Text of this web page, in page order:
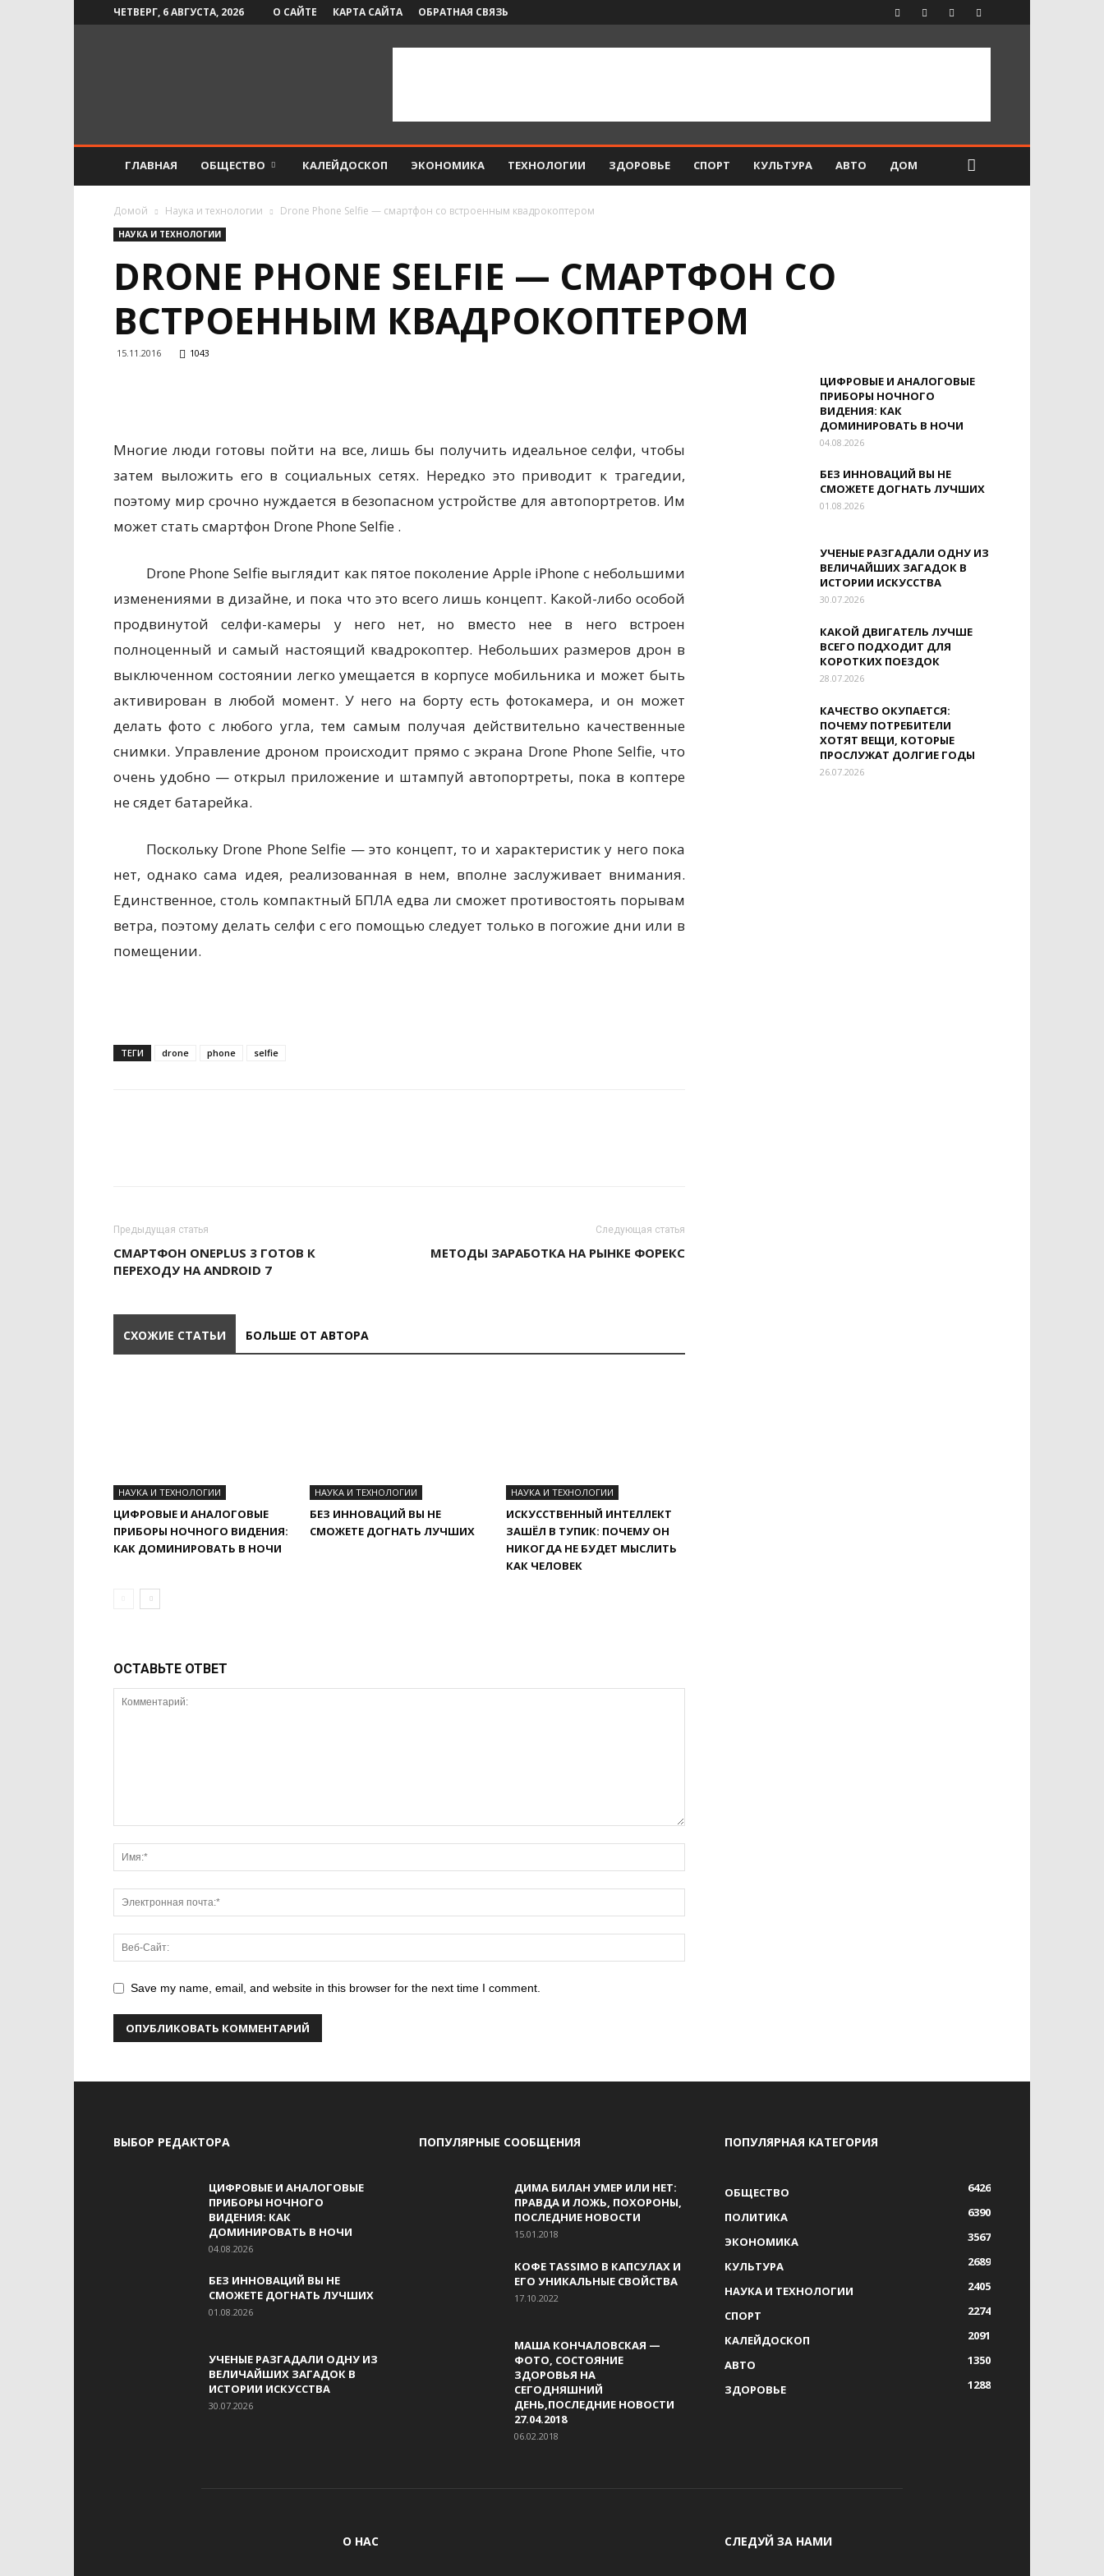
ЧЕТВЕРГ, 6 АВГУСТА, 2026 О САЙТЕ КАРТА САЙТА ОБРАТНАЯ СВЯЗЬ
ГЛАВНАЯ ОБЩЕСТВО КАЛЕЙДОСКОП ЭКОНОМИКА ТЕХНОЛОГИИ ЗДОРОВЬЕ СПОРТ КУЛЬТУРА АВТО ДОМ
Домой Наука и технологии Drone Phone Selfie — смартфон со встроенным квадрокоптером
НАУКА И ТЕХНОЛОГИИ
DRONE PHONE SELFIE — СМАРТФОН СО
ВСТРОЕННЫМ КВАДРОКОПТЕРОМ
15.11.2016 1043
Многие люди готовы пойти на все, лишь бы получить идеальное селфи, чтобы
затем выложить его в социальных сетях. Нередко это приводит к трагедии,
поэтому мир срочно нуждается в безопасном устройстве для автопортретов. Им
может стать смартфон Drone Phone Selfie .
Drone Phone Selfie выглядит как пятое поколение Apple iPhone с небольшими
изменениями в дизайне, и пока что это всего лишь концепт. Какой-либо особой
продвинутой селфи-камеры у него нет, но вместо нее в него встроен
полноценный и самый настоящий квадрокоптер. Небольших размеров дрон в
выключенном состоянии легко умещается в корпусе мобильника и может быть
активирован в любой момент. У него на борту есть фотокамера, и он может
делать фото с любого угла, тем самым получая действительно качественные
снимки. Управление дроном происходит прямо с экрана Drone Phone Selfie, что
очень удобно — открыл приложение и штампуй автопортреты, пока в коптере
не сядет батарейка.
Поскольку Drone Phone Selfie — это концепт, то и характеристик у него пока
нет, однако сама идея, реализованная в нем, вполне заслуживает внимания.
Единственное, столь компактный БПЛА едва ли сможет противостоять порывам
ветра, поэтому делать селфи с его помощью следует только в погожие дни или в
помещении.
ТЕГИ drone phone selfie
Предыдущая статья
СМАРТФОН ONEPLUS 3 ГОТОВ К
ПЕРЕХОДУ НА ANDROID 7
Следующая статья
МЕТОДЫ ЗАРАБОТКА НА РЫНКЕ ФОРЕКС
СХОЖИЕ СТАТЬИ БОЛЬШЕ ОТ АВТОРА
НАУКА И ТЕХНОЛОГИИ
ЦИФРОВЫЕ И АНАЛОГОВЫЕ
ПРИБОРЫ НОЧНОГО ВИДЕНИЯ:
КАК ДОМИНИРОВАТЬ В НОЧИ
НАУКА И ТЕХНОЛОГИИ
БЕЗ ИННОВАЦИЙ ВЫ НЕ
СМОЖЕТЕ ДОГНАТЬ ЛУЧШИХ
НАУКА И ТЕХНОЛОГИИ
ИСКУССТВЕННЫЙ ИНТЕЛЛЕКТ
ЗАШЁЛ В ТУПИК: ПОЧЕМУ ОН
НИКОГДА НЕ БУДЕТ МЫСЛИТЬ
КАК ЧЕЛОВЕК
ОСТАВЬТЕ ОТВЕТ
Save my name, email, and website in this browser for the next time I comment.
ЦИФРОВЫЕ И АНАЛОГОВЫЕ
ПРИБОРЫ НОЧНОГО
ВИДЕНИЯ: КАК
ДОМИНИРОВАТЬ В НОЧИ
04.08.2026
БЕЗ ИННОВАЦИЙ ВЫ НЕ
СМОЖЕТЕ ДОГНАТЬ ЛУЧШИХ
01.08.2026
УЧЕНЫЕ РАЗГАДАЛИ ОДНУ ИЗ
ВЕЛИЧАЙШИХ ЗАГАДОК В
ИСТОРИИ ИСКУССТВА
30.07.2026
КАКОЙ ДВИГАТЕЛЬ ЛУЧШЕ
ВСЕГО ПОДХОДИТ ДЛЯ
КОРОТКИХ ПОЕЗДОК
28.07.2026
КАЧЕСТВО ОКУПАЕТСЯ:
ПОЧЕМУ ПОТРЕБИТЕЛИ
ХОТЯТ ВЕЩИ, КОТОРЫЕ
ПРОСЛУЖАТ ДОЛГИЕ ГОДЫ
26.07.2026
ВЫБОР РЕДАКТОРА
ЦИФРОВЫЕ И АНАЛОГОВЫЕ
ПРИБОРЫ НОЧНОГО
ВИДЕНИЯ: КАК
ДОМИНИРОВАТЬ В НОЧИ
04.08.2026
БЕЗ ИННОВАЦИЙ ВЫ НЕ
СМОЖЕТЕ ДОГНАТЬ ЛУЧШИХ
01.08.2026
УЧЕНЫЕ РАЗГАДАЛИ ОДНУ ИЗ
ВЕЛИЧАЙШИХ ЗАГАДОК В
ИСТОРИИ ИСКУССТВА
30.07.2026
ПОПУЛЯРНЫЕ СООБЩЕНИЯ
ДИМА БИЛАН УМЕР ИЛИ НЕТ:
ПРАВДА И ЛОЖЬ, ПОХОРОНЫ,
ПОСЛЕДНИЕ НОВОСТИ
15.01.2018
КОФЕ TASSIMO В КАПСУЛАХ И
ЕГО УНИКАЛЬНЫЕ СВОЙСТВА
17.10.2022
МАША КОНЧАЛОВСКАЯ —
ФОТО, СОСТОЯНИЕ
ЗДОРОВЬЯ НА
СЕГОДНЯШНИЙ
ДЕНЬ,ПОСЛЕДНИЕ НОВОСТИ
27.04.2018
06.02.2018
ПОПУЛЯРНАЯ КАТЕГОРИЯ
ОБЩЕСТВО
6426
ПОЛИТИКА
6390
ЭКОНОМИКА
3567
КУЛЬТУРА
2689
НАУКА И ТЕХНОЛОГИИ
2405
СПОРТ
2274
КАЛЕЙДОСКОП
2091
АВТО
1350
ЗДОРОВЬЕ
1288
О НАС СЛЕДУЙ ЗА НАМИ